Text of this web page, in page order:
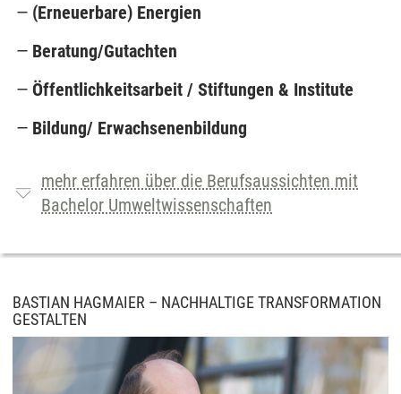
(Erneuerbare) Energien
Beratung/Gutachten
Öffentlichkeitsarbeit / Stiftungen & Institute
Bildung/ Erwachsenenbildung
mehr erfahren über die Berufsaussichten mit
Bachelor Umweltwissenschaften
BASTIAN HAGMAIER – NACHHALTIGE TRANSFORMATION
GESTALTEN